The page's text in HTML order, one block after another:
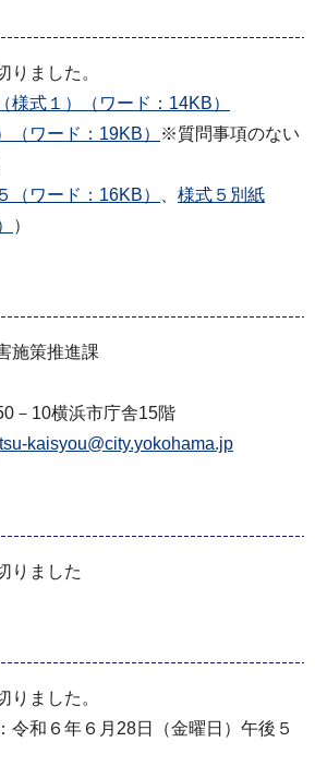
ました。
様式１）（ワード：14KB）
（ワード：19KB）
※質問事項のない
（ワード：16KB）
様式５別紙
）
施策推進課
－10横浜市庁舎15階
kaisyou@city.yokohama.jp
りました
ました。
令和６年６月28日（金曜日）午後５